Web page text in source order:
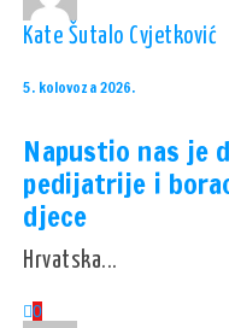
Kate Šutalo Cvjetković
5. kolovoza 2026.
Napustio nas je
pedijatrije i
djece
Hrvatska...
0